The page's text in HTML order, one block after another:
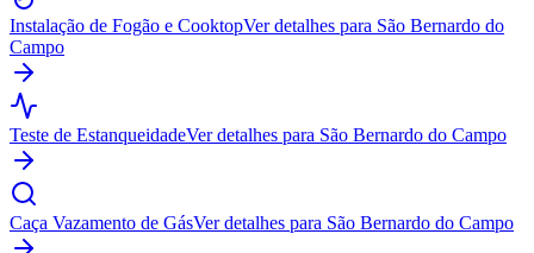
Instalação de Fogão e CooktopVer detalhes para São Bernardo do
Campo
Teste de EstanqueidadeVer detalhes para São Bernardo do Campo
Caça Vazamento de GásVer detalhes para São Bernardo do Campo